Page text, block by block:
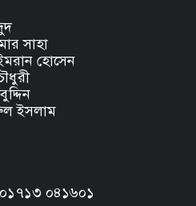
সাহা
হোসেন
ইসলাম
০৪১৬০১